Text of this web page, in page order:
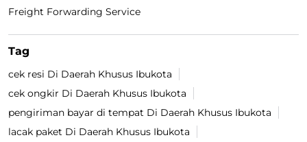
Freight Forwarding Service
Tag
cek resi Di Daerah Khusus Ibukota
cek ongkir Di Daerah Khusus Ibukota
pengiriman bayar di tempat Di Daerah Khusus Ibukota
lacak paket Di Daerah Khusus Ibukota